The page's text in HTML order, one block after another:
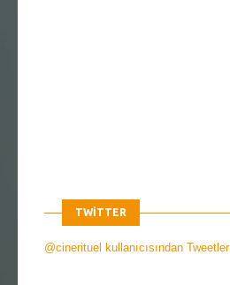
TWITTER
@cinerituel kullanıcısından Tweetler